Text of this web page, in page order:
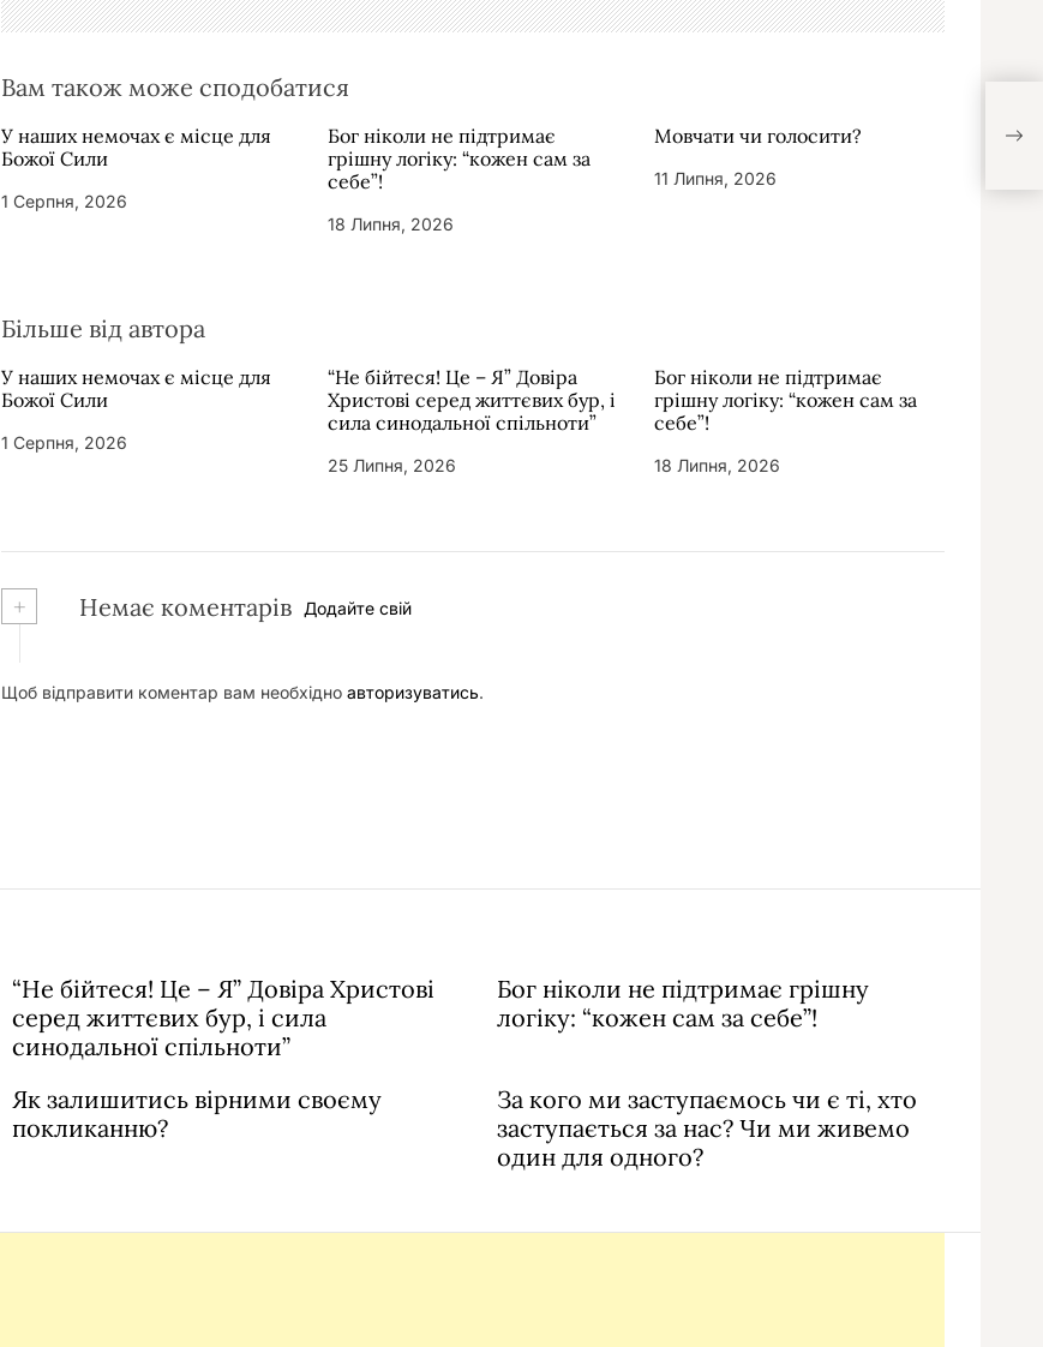
і
Вам також може сподобатися
У наших немочах є місце для
Божої Сили
1 Серпня, 2026
Бог ніколи не підтримає
грішну логіку: “кожен сам за
себе”!
18 Липня, 2026
Мовчати чи голосити?
11 Липня, 2026
Більше від автора
У наших немочах є місце для
Божої Сили
1 Серпня, 2026
“Не бійтеся! Це – Я” Довіра
Христові серед життєвих бур, і
сила синодальної спільноти”
25 Липня, 2026
Бог ніколи не підтримає
грішну логіку: “кожен сам за
себе”!
18 Липня, 2026
+ Немає коментарів Додайте свій
Щоб відправити коментар вам необхідно авторизуватись.
“Не бійтеся! Це – Я” Довіра Христові
серед життєвих бур, і сила
синодальної спільноти”
Бог ніколи не підтримає грішну
логіку: “кожен сам за себе”!
Як залишитись вірними своєму
покликанню?
За кого ми заступаємось чи є ті, хто
заступається за нас? Чи ми живемо
один для одного?